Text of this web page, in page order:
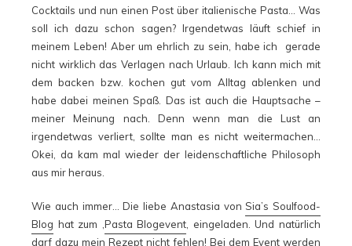
Cocktails und nun einen Post über italienische Pasta… Was
soll ich dazu schon sagen? Irgendetwas läuft schief in
meinem Leben! Aber um ehrlich zu sein, habe ich gerade
nicht wirklich das Verlagen nach Urlaub. Ich kann mich mit
dem backen bzw. kochen gut vom Alltag ablenken und
habe dabei meinen Spaß. Das ist auch die Hauptsache –
meiner Meinung nach. Denn wenn man die Lust an
irgendetwas verliert, sollte man es nicht weitermachen…
Okei, da kam mal wieder der leidenschaftliche Philosoph
aus mir heraus.
Wie auch immer… Die liebe Anastasia vonSia’s Soulfood-
Blog hat zum ‚Pasta Blogevent‚ eingeladen. Und natürlich
darf dazu mein Rezept nicht fehlen! Bei dem Event werden